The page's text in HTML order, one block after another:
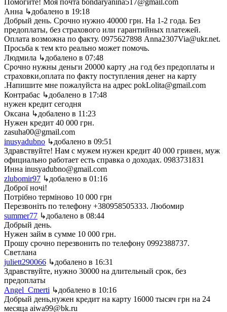
Анна ↳добалено в 19:18
Добрый день. Срочно нужно 40000 грн. На 1-2 года. Без
предоплаты, без страхового или гарантийных платежей.
Оплата возможна по факту. 0975627898 Anna2307Via@ukr.net.
Просьба к тем кто реально может помочь.
Людмила ↳добалено в 07:48
Срочно нужны деньги 20000 карту ,на год без предоплаты и
страховки,оплата по факту поступления денег на карту
.Напишите мне пожалуйста на адрес pokLolita@gmail.com
Контрабас ↳добалено в 17:48
нужен кредит сегодня
Оксана ↳добалено в 11:23
Нужен кредит 40 000 грн.
zasuha00@gmail.com
inusyadubno ↳добалено в 09:51
Здравствуйте! Нам с мужем нужен кредит 40 000 гривен, муж
официально работает есть справка о доходах. 0983731831
Инна inusyadubno@gmail.com
zlubomir97 ↳добалено в 01:16
Доброї ночі!
Потрібно терміново 10 000 грн
Перезвоніть по телефону +380958505333. Любомир
summer77 ↳добалено в 08:44
Добрый день.
Нужен займ в сумме 10 000 грн.
Прошу срочно перезвонить по телефону 0992388737.
Светлана
juliett290066 ↳добалено в 16:31
Здравствуйте, нужно 30000 на длительный срок, без
предоплаты
Angel_Cmerti ↳добалено в 10:16
Добрый день,нужен кредит на карту 16000 тысяч грн на 24
месяца aiwa99@bk.ru